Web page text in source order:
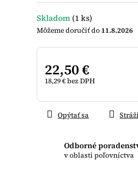
Skladom (1 ks)
11.8.2026
22,50 €
18,29 € bez DPH
cena:
Odborné
v oblasti poľovníctva
Opýtať sa